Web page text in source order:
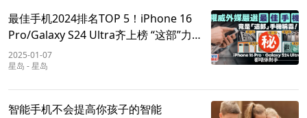
最佳手机2024排名TOP 5！iPhone 16
Pro/Galaxy S24 Ultra齐上榜 “这部”力压
20款手机称霸！
2025-01-07
星岛 -星岛
智能手机不会提高你孩子的智能